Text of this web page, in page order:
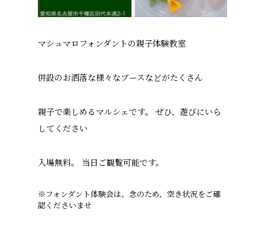
マシュマロフォンダントの親子体験教室
併設のお洒落な様々なブースなどがたくさん
親子で楽しめるマルシェです。 ぜひ、遊びにいら
してください
入場無料。 当日ご観覧可能です。
※フォンダント体験会は、念のため、空き状況をご確
認くださいませ